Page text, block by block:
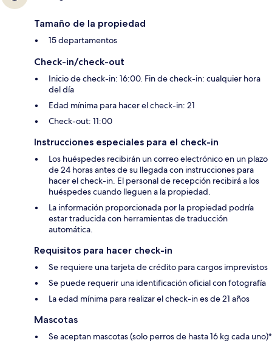
Tamaño de la propiedad
15 departamentos
Check-in/check-out
Inicio de check-in: 16:00. Fin de check-in: cualquier hora
del día
Edad mínima para hacer el check-in: 21
Check-out: 11:00
Instrucciones especiales para el check-in
Los huéspedes recibirán un correo electrónico en un plazo
de 24 horas antes de su llegada con instrucciones para
hacer el check-in. El personal de recepción recibirá a los
huéspedes cuando lleguen a la propiedad.
La información proporcionada por la propiedad podría
estar traducida con herramientas de traducción
automática.
Requisitos para hacer check-in
Se requiere una tarjeta de crédito para cargos imprevistos
Se puede requerir una identificación oficial con fotografía
La edad mínima para realizar el check-in es de 21 años
Mascotas
Se aceptan mascotas (solo perros de hasta 16 kg cada uno)*